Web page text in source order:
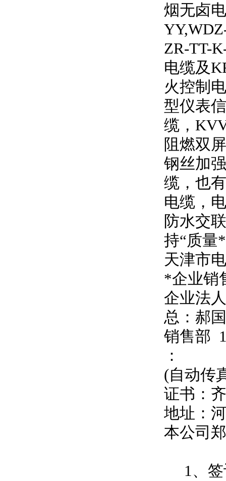
烟无卤
ZR-TT-
电缆及
火控制
型仪表
缆，
阻燃双
钢丝加
缆，也
电缆，
防水交
持“质量
天津市
*企业销
企业法
总：郝
销售部
：
(自动传
证书：
地址：
本公司
1、签